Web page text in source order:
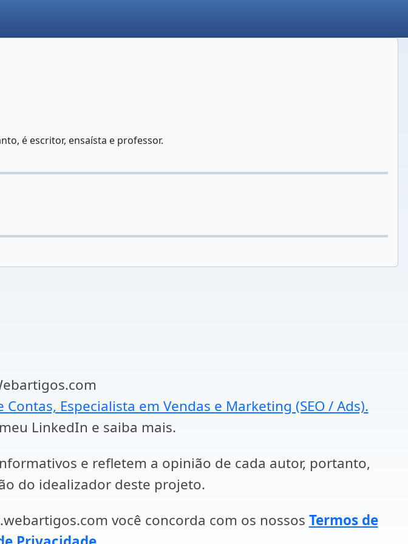
é escritor, ensaísta e professor.
Especialista em Vendas e Marketing (SEO / Ads).
LinkedIn e saiba mais.
e refletem a opinião de cada autor, portanto,
do idealizador deste projeto.
você concorda com os nossos Termos de